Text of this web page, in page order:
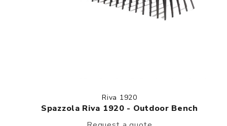
Riva 1920
Spazzola Riva 1920 - Outdoor Bench